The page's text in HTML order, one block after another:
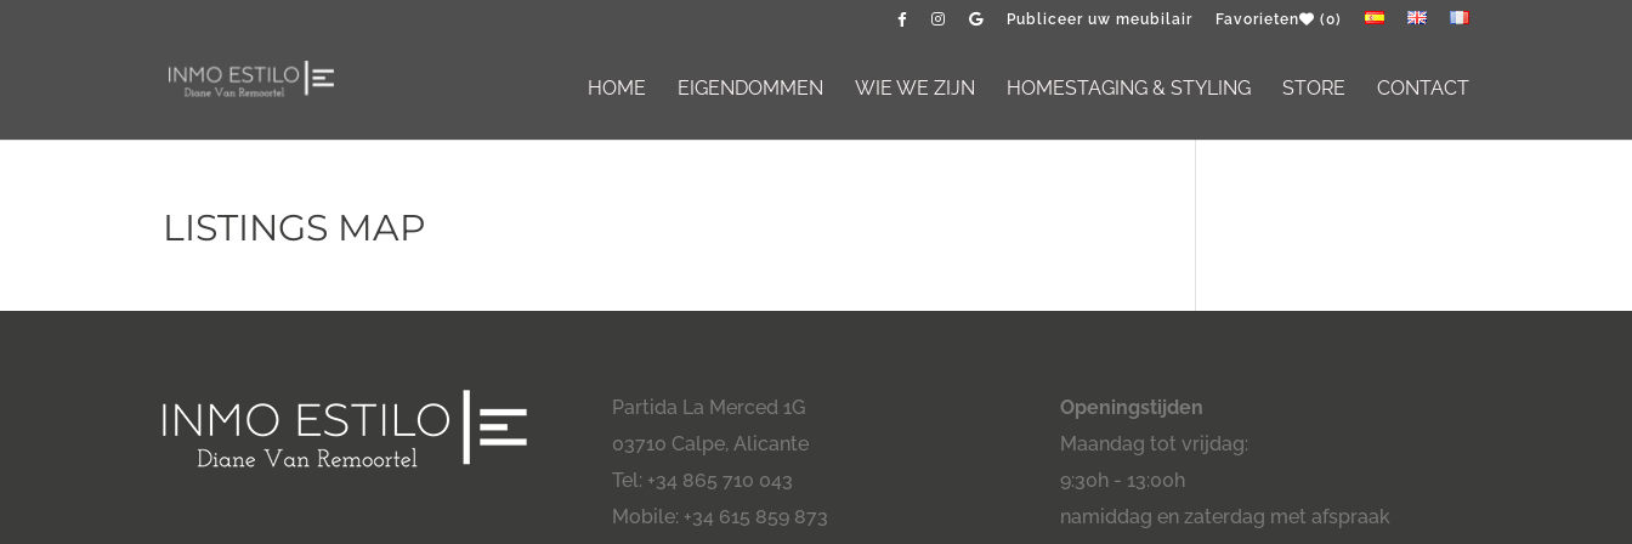
Publiceer uw meubilair Favorieten (0)
HOME EIGENDOMMEN WIE WE ZIJN HOMESTAGING & STYLING STORE CONTACT
LISTINGS MAP
Partida La Merced 1G
03710 Calpe, Alicante
Tel: +34 865 710 043
Mobile: +34 615 859 873
Openingstijden
Maandag tot vrijdag:
9:30h - 13:00h
namiddag en zaterdag met afspraak